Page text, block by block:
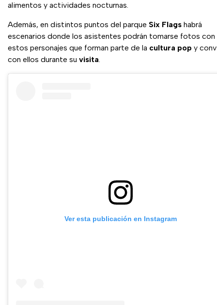
alimentos y actividades nocturnas.
Además, en distintos puntos del parque Six Flags habrá
escenarios donde los asistentes podrán tomarse fotos con
estos personajes que forman parte de la cultura pop y
con ellos durante su visita.
Ver esta publicación en Instagram